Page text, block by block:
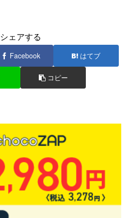
シェアする
Facebook はてブ
コピー